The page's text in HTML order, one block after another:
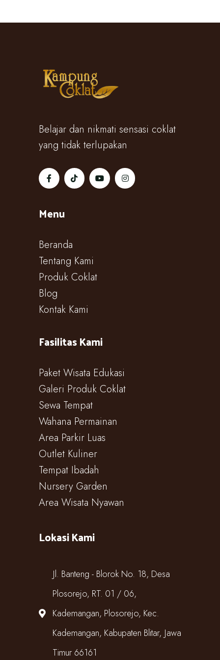
Belajar dan nikmati sensasi coklat
yang tidak terlupakan
Menu
Beranda
Tentang Kami
Produk Coklat
Blog
Kontak Kami
Fasilitas Kami
Paket Wisata Edukasi
Galeri Produk Coklat
Sewa Tempat
Wahana Permainan
Area Parkir Luas
Outlet Kuliner
Tempat Ibadah
Nursery Garden
Area Wisata Nyawan
Lokasi Kami
Jl. Banteng - Blorok No. 18, Desa
Plosorejo, RT. 01 / 06,
Kademangan, Plosorejo, Kec.
Kademangan, Kabupaten Blitar, Jawa
Timur 66161